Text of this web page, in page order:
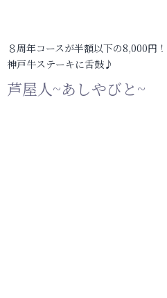
８周年コースが半額以下の8,000円！
神戸牛ステーキに舌鼓♪
芦屋人~あしやびと~